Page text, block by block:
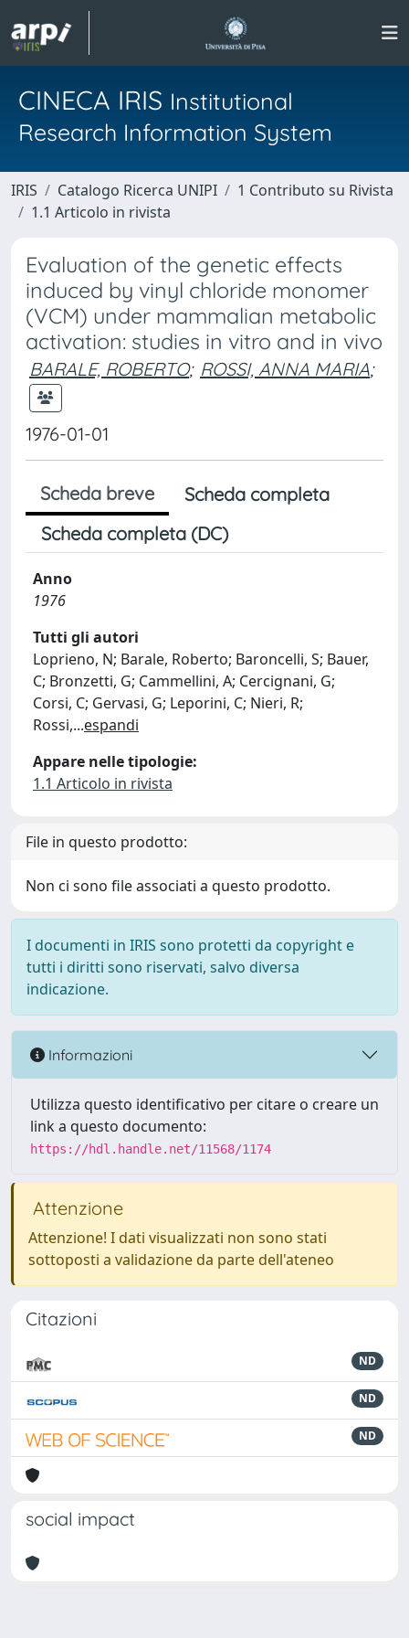
CINECA IRIS Institutional
Research Information System
IRIS Catalogo Ricerca UNIPI
1 Contributo su Rivista
1.1 Articolo in rivista
Evaluation of the genetic effects
induced by vinyl chloride monomer
(VCM) under mammalian metabolic
activation: studies in vitro and in vivo
BARALE, ROBERTO; ROSSI, ANNA MARIA;
1976-01-01
Scheda breve
Scheda completa
Scheda completa (DC)
Anno
1976
Tutti gli autori
Loprieno, N; Barale, Roberto; Baroncelli, S; Bauer,
C; Bronzetti, G; Cammellini, A; Cercignani, G;
Corsi, C; Gervasi, G; Leporini, C; Nieri, R;
Rossi,...espandi
Appare nelle tipologie:
1.1 Articolo in rivista
File in questo prodotto:
Non ci sono file associati a questo prodotto.
I documenti in IRIS sono protetti da copyright e
tutti i diritti sono riservati, salvo diversa
indicazione.
Informazioni
Utilizza questo identificativo per citare o creare un
link a questo documento:
https://hdl.handle.net/11568/1174
Attenzione
Attenzione! I dati visualizzati non sono stati
sottoposti a validazione da parte dell'ateneo
Citazioni
ND
ND
ND
social impact